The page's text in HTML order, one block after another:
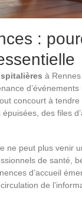
:
à
concourt à tendre
des files
ne peut plus venir
de santé,
d’accueil
de